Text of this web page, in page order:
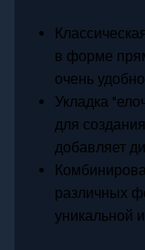
в форме
очень
Укладка
для
добавляет
различных
уникальной